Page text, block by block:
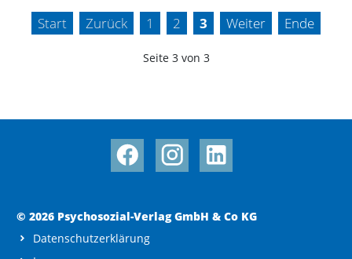
Start Zurück 1 2 3 Weiter Ende
Seite 3 von 3
© 2026 Psychosozial-Verlag GmbH & Co KG
Datenschutzerklärung